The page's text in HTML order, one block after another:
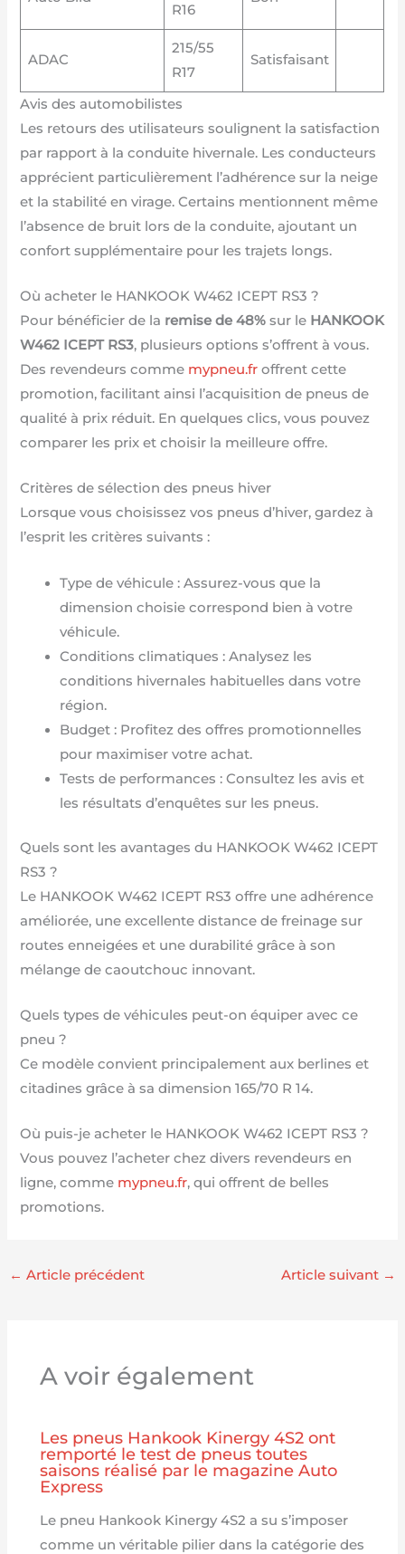
R16
ADAC
215/55
R17
Satisfaisant
Avis des automobilistes
Les retours des utilisateurs soulignent la satisfaction
par rapport à la conduite hivernale. Les conducteurs
apprécient particulièrement l’adhérence sur la neige
et la stabilité en virage. Certains mentionnent même
l’absence de bruit lors de la conduite, ajoutant un
confort supplémentaire pour les trajets longs.
Où acheter le HANKOOK W462 ICEPT RS3 ?
Pour bénéficier de la remise de 48% sur le HANKOOK
W462 ICEPT RS3, plusieurs options s’offrent à vous.
Des revendeurs comme mypneu.fr offrent cette
promotion, facilitant ainsi l’acquisition de pneus de
qualité à prix réduit. En quelques clics, vous pouvez
comparer les prix et choisir la meilleure offre.
Critères de sélection des pneus hiver
Lorsque vous choisissez vos pneus d’hiver, gardez à
l’esprit les critères suivants :
Type de véhicule : Assurez-vous que la
dimension choisie correspond bien à votre
véhicule.
Conditions climatiques : Analysez les
conditions hivernales habituelles dans votre
région.
Budget : Profitez des offres promotionnelles
pour maximiser votre achat.
Tests de performances : Consultez les avis et
les résultats d’enquêtes sur les pneus.
Quels sont les avantages du HANKOOK W462 ICEPT
RS3 ?
Le HANKOOK W462 ICEPT RS3 offre une adhérence
améliorée, une excellente distance de freinage sur
routes enneigées et une durabilité grâce à son
mélange de caoutchouc innovant.
Quels types de véhicules peut-on équiper avec ce
pneu ?
Ce modèle convient principalement aux berlines et
citadines grâce à sa dimension 165/70 R 14.
Où puis-je acheter le HANKOOK W462 ICEPT RS3 ?
Vous pouvez l’acheter chez divers revendeurs en
ligne, comme mypneu.fr, qui offrent de belles
promotions.
← Article précédent Article suivant →
A voir également
Les pneus Hankook Kinergy 4S2 ont
remporté le test de pneus toutes
saisons réalisé par le magazine Auto
Express
Le pneu Hankook Kinergy 4S2 a su s’imposer
comme un véritable pilier dans la catégorie des